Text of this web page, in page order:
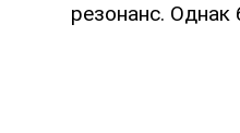
резонанс. Однак